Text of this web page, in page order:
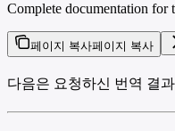
Complete documentation for
페이지 복사페이지 복사
다음은 요청하신 번역 결